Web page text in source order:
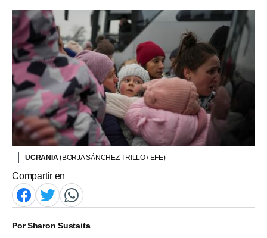
UCRANIA(BORJA SÁNCHEZ TRILLO / EFE)
Compartir en
PorSharon Sustaita